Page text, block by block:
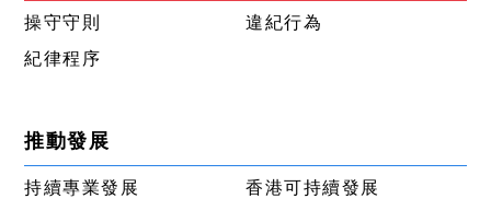
操守守則
違紀行為
紀律程序
推動發展
持續專業發展 香港可持續發展